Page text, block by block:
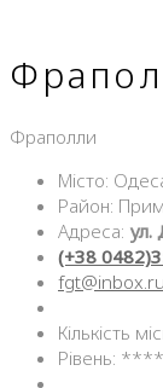
Фраполли
Місто:
Район:
Адреса: ул.
(+38
fgt@inbox.ru
Кількість
Рівень: ****